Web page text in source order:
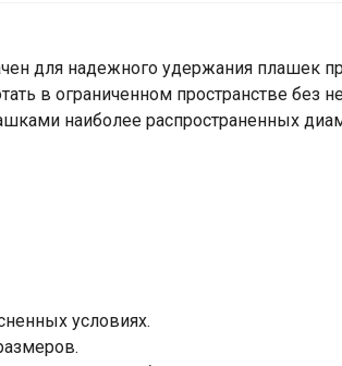
для надежного удержания плашек
в ограниченном пространстве без
наиболее распространенных
условиях.